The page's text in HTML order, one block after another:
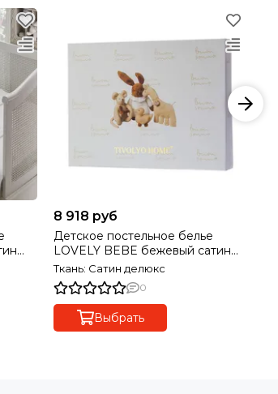
8 918 руб
Детское постельное белье
LOVELY BEBE бежевый сатин
делюкс TIVOLYO HOME Турция
Ткань: Сатин делюкс
0
Выбрать